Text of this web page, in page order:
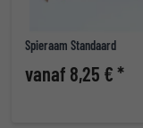
Spieraam Standaard
vanaf 8,25 € *